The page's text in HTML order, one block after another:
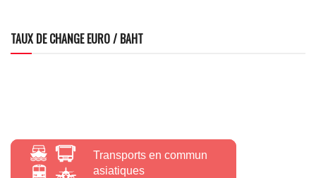
TAUX DE CHANGE EURO / BAHT
Transports en commun
asiatiques